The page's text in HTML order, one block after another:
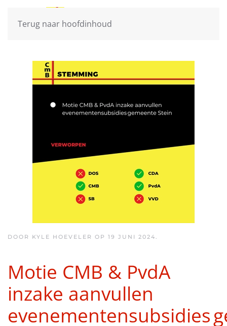
Terug naar hoofdinhoud
DOOR KYLE HOEVELER OP 19 JUNI 2024.
Motie CMB & PvdA
inzake aanvullen
evenementensubsidies